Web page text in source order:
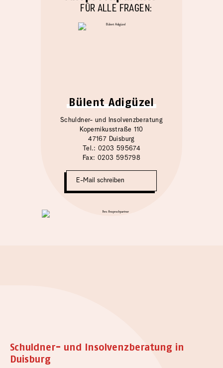
FÜR ALLE FRAGEN:
Bülent Adigüzel
Schuldner- und Insolvenzberatung
Kopernikusstraße 110
47167 Duisburg
Tel.: 0203 595674
Fax: 0203 595798
E-Mail schreiben
Schuldner- und Insolvenzberatung in
Duisburg